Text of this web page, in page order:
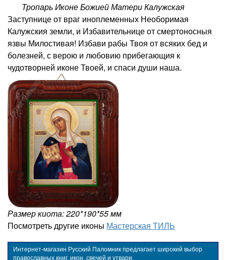
Тропарь Иконе Божией Матери Калужская
Заступнице от враг иноплеменных Необоримая
Калужския земли, и Избавительнице от смертоносныя
язвы Милостивая! Избави рабы Твоя от всяких бед и
болезней, с верою и любовию прибегающия к
чудотворней иконе Твоей, и спаси души наша.
Размер киота: 220*190*55 мм
Посмотреть другие иконы Мастерская ТИЛЬ
Интернет-магазин Русский Паломник предлагает широкий выбор
православных книг, икон, свечей и утвари.